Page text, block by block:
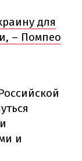
для
– Помпео
и